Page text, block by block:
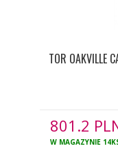
TOR OAKVILLE
801.2
W MAGAZYNIE